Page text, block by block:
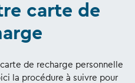
carte de
de recharge personnelle
la procédure à suivre pour